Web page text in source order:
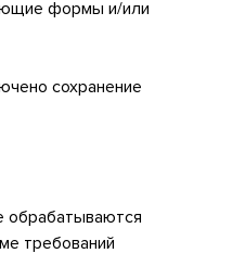
формы и/или
сохранение
обрабатываются
требований